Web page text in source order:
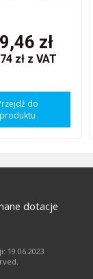
zł
zł z VAT
do
produktu
dotacje
19.06.2023